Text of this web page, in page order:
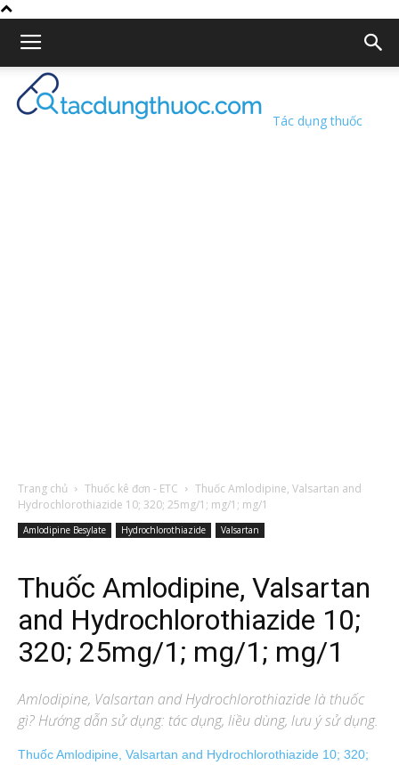
Tác dụng thuốc
Trang chủ Thuốc kê đơn - ETC
Thuốc Amlodipine, Valsartan and
Hydrochlorothiazide 10; 320; 25mg/1; mg/1; mg/1
Amlodipine Besylate Hydrochlorothiazide Valsartan
Thuốc Amlodipine, Valsartan
and Hydrochlorothiazide 10;
320; 25mg/1; mg/1; mg/1
Amlodipine, Valsartan and Hydrochlorothiazidelà thuốc
gì? Hướng dẫn sử dụng: tác dụng, liều dùng, lưu ý sử dụng.
Thuốc Amlodipine, Valsartan and Hydrochlorothiazide 10; 320;